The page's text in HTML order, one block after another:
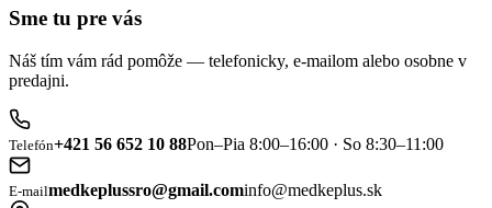
Sme tu pre vás
Náš tím vám rád pomôže — telefonicky, e-mailom alebo osobne v
predajni.
Telefón+421 56 652 10 88Pon–Pia 8:00–16:00 · So 8:30–11:00
E-mailmedkeplussro@gmail.cominfo@medkeplus.sk